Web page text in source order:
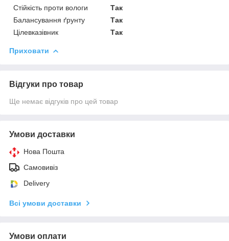
Стійкість проти вологи
Так
Балансування ґрунту
Так
Цілевказівник
Так
Приховати
Відгуки про товар
Ще немає відгуків про цей товар
Умови доставки
Нова Пошта
Самовивіз
Delivery
Всі умови доставки
Умови оплати